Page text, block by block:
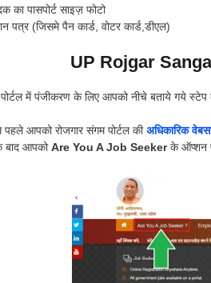
का पासपोर्ट साइज़ फोटो
पत्र (जिसमे पैन कार्ड, वोटर कार्ड,डीएल)
UP Rojgar
पोर्टल में पंजीकरण के लिए आपको नीचे बताये गये स्टेप
आपको रोजगार संगम पोर्टल कीअधिकारिक
बाद आपकोAre You A Job Seekerके ऑप्शन